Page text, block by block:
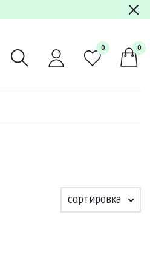
0 0
сортировка